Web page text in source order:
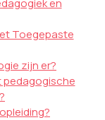
Toegepaste
zijn er?
pedagogische